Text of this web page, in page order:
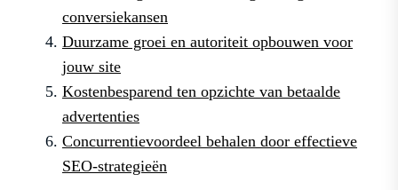
conversiekansen
Duurzame groei en autoriteit opbouwen voor
jouw site
Kostenbesparend ten opzichte van betaalde
advertenties
Concurrentievoordeel behalen door effectieve
SEO-strategieën